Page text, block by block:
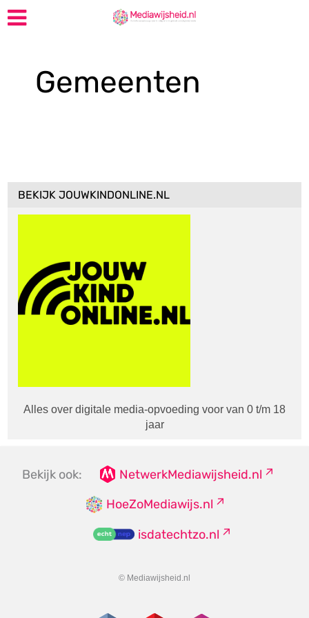
Gemeenten
BEKIJK JOUWKINDONLINE.NL
Alles over digitale media-opvoeding voor van 0 t/m 18
jaar
Bekijk ook:
NetwerkMediawijsheid.nl
HoeZoMediawijs.nl
isdatechtzo.nl
© Mediawijsheid.nl